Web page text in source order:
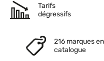
Tarifs
dégressifs
216 marques en
catalogue